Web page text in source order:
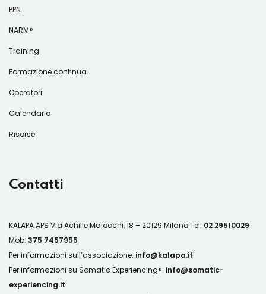
PPN
NARM®
Training
Formazione continua
Operatori
Calendario
Risorse
Contatti
KALAPA APS Via Achille Maiocchi, 18 – 20129 MilanoTel: 02 29510029
Mob: 375 7457955
Per informazioni sull’associazione: info@kalapa.it
Per informazioni su Somatic Experiencing®: info@somatic-
experiencing.it